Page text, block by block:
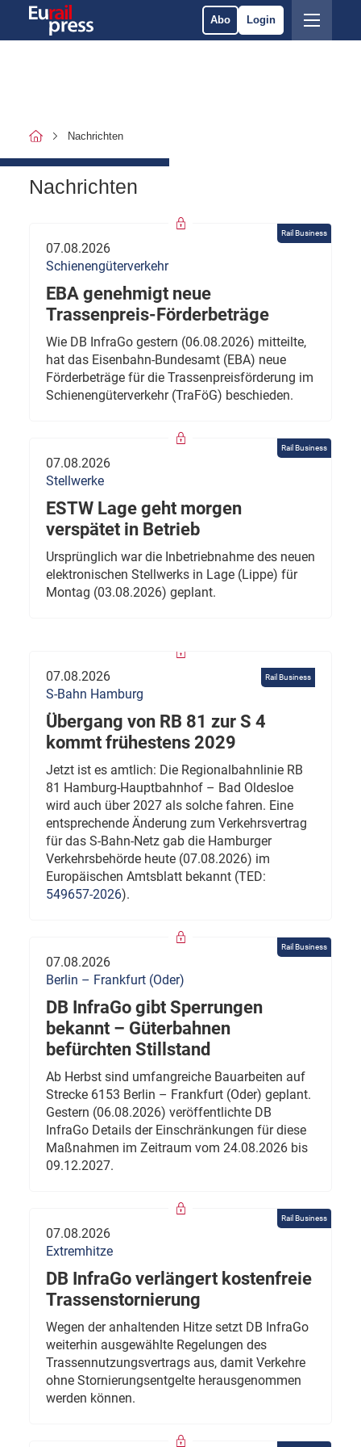
Abo Login
Nachrichten
Nachrichten
Rail Business
07.08.2026
Schienengüterverkehr
EBA genehmigt neue
Trassenpreis-Förderbeträge
Wie DB InfraGo gestern (06.08.2026) mitteilte,
hat das Eisenbahn-Bundesamt (EBA) neue
Förderbeträge für die Trassenpreisförderung im
Schienengüterverkehr (TraFöG) beschieden.
Rail Business
07.08.2026
Stellwerke
ESTW Lage geht morgen
verspätet in Betrieb
Ursprünglich war die Inbetriebnahme des neuen
elektronischen Stellwerks in Lage (Lippe) für
Montag (03.08.2026) geplant.
Rail Business
07.08.2026
S-Bahn Hamburg
Übergang von RB 81 zur S 4
kommt frühestens 2029
Jetzt ist es amtlich: Die Regionalbahnlinie RB
81 Hamburg-Hauptbahnhof – Bad Oldesloe
wird auch über 2027 als solche fahren. Eine
entsprechende Änderung zum Verkehrsvertrag
für das S-Bahn-Netz gab die Hamburger
Verkehrsbehörde heute (07.08.2026) im
Europäischen Amtsblatt bekannt (TED:
549657-2026).
Rail Business
07.08.2026
Berlin – Frankfurt (Oder)
DB InfraGo gibt Sperrungen
bekannt – Güterbahnen
befürchten Stillstand
Ab Herbst sind umfangreiche Bauarbeiten auf
Strecke 6153 Berlin – Frankfurt (Oder) geplant.
Gestern (06.08.2026) veröffentlichte DB
InfraGo Details der Einschränkungen für diese
Maßnahmen im Zeitraum vom 24.08.2026 bis
09.12.2027.
Rail Business
07.08.2026
Extremhitze
DB InfraGo verlängert kostenfreie
Trassenstornierung
Wegen der anhaltenden Hitze setzt DB InfraGo
weiterhin ausgewählte Regelungen des
Trassennutzungsvertrags aus, damit Verkehre
ohne Stornierungsentgelte herausgenommen
werden können.